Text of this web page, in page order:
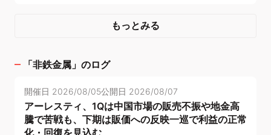
もっとみる
「非鉄金属 」のログ
開催日 2026/08/05公開日 2026/08/07
アーレスティ、1Qは中国市場の販売不振や地金高
騰で苦戦も、下期は販価への反映一巡で利益の正常
化・回復を見込む